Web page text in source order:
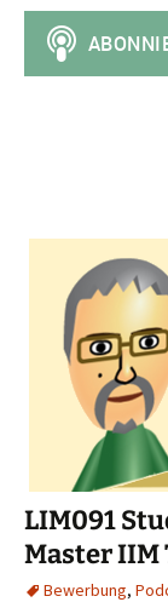
LIM091
Master IIM
Bewerbung,